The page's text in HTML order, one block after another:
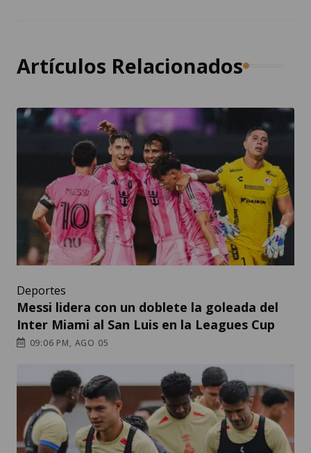
Artículos Relacionados
Deportes
Messi lidera con un doblete la goleada del
Inter Miami al San Luis en la Leagues Cup
09:06 PM, AGO 05